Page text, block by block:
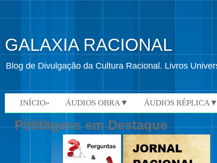
GALAXIA RACIONAL
Blog de Divulgação da Cultura Racional. Livros
INÍCIO» ÁUDIOS OBRA▼ ÁUDIOS
VÍDEOS»
Postagens em Destaque